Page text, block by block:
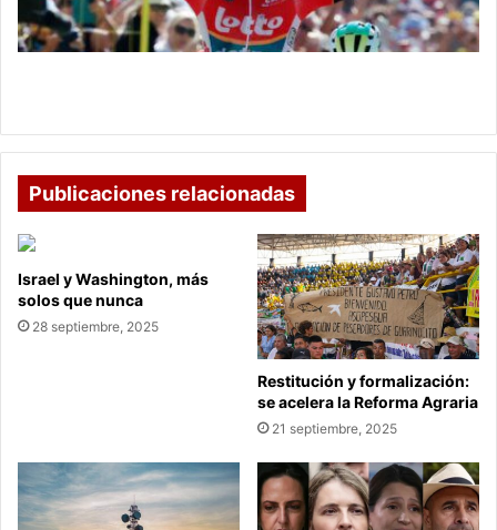
Buitrago
en
Publicaciones relacionadas
Israel y Washington, más
solos que nunca
28 septiembre, 2025
Restitución y formalización:
se acelera la Reforma Agraria
21 septiembre, 2025